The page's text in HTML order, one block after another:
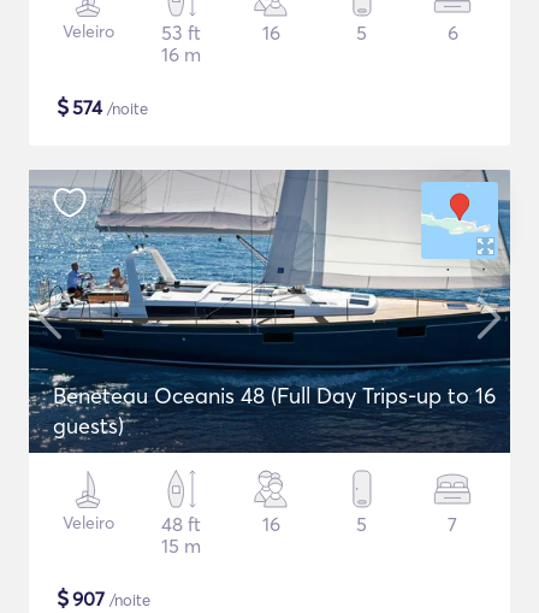
Veleiro
53 ft
16 m
16 5 6
$574/noite
Beneteau Oceanis 48 (Full Day Trips-up to 16
guests)
Veleiro
48 ft
15 m
16 5 7
$907 /noite